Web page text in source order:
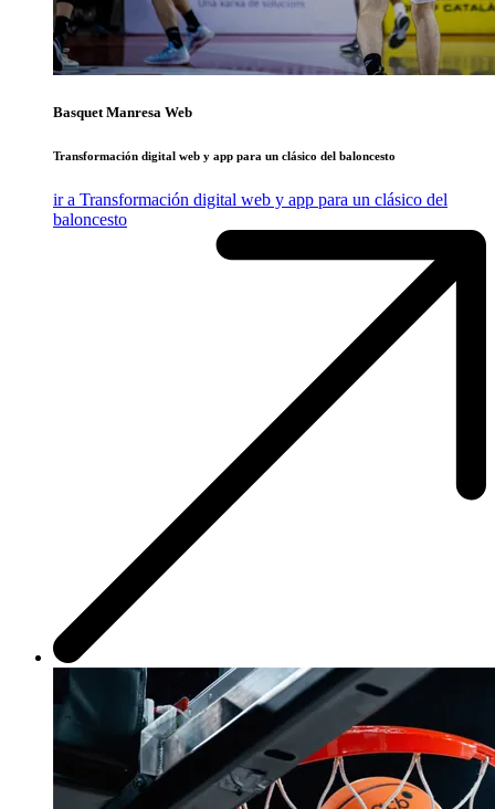
Basquet Manresa Web
Transformación digital web y app para un clásico del baloncesto
ir a Transformación digital web y app para un clásico del
baloncesto